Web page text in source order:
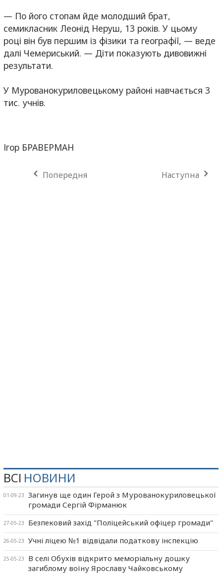
— По його стопам йде молодший брат,
семикласник Леонід Неруш, 13 років. У цьому
році він був першим із фізики та географії, — веде
далі Чемериський. — Діти показують дивовижні
результати.
У Мурованокуриловецькому районі навчається 3
тис. учнів.
Ігор БРАВЕРМАН
Попередня Наступна
ВСІ НОВИНИ
01-09-23
Загинув ще один Герой з Мурованокуриловецької
громади Сергій Фірманюк
27-05-23 Безпековий захід "Поліцейський офіцер громади"
26-05-23 Учні ліцею №1 відвідали податкову інспекцію
25-05-23
В селі Обухів відкрито меморіальну дошку
загиблому воїну Ярославу Чайковському